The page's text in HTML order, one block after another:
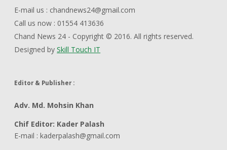
E-mail us : chandnews24@gmail.com
Call us now : 01554 413636
Chand News 24 - Copyright © 2016. All rights reserved.
Designed bySkill Touch IT
Editor & Publisher :
Adv. Md. Mohsin Khan
Chif Editor: Kader Palash
E-mail : kaderpalash@gmail.com